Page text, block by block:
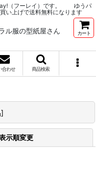
（フーレイ）です。 ゆうパ
い上げで送料無料になります
ル服の型紙屋さん カート
合わせ 商品検索
]
示順変更